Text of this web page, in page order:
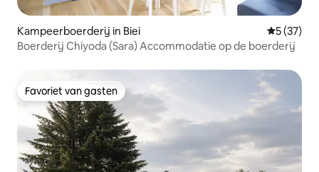
Kampeerboerderij in Biei
5 (37)
Boerderij Chiyoda (Sara) Accommodatie op de boerderij
Favoriet van gasten
Favoriet van gasten